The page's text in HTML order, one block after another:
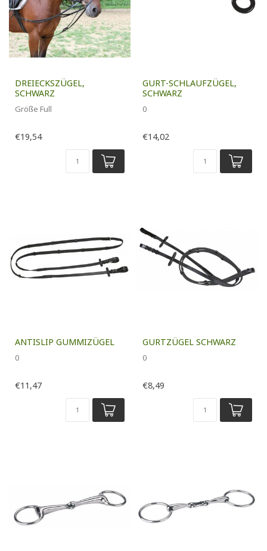
DREIECKSZÜGEL,
SCHWARZ
Größe Full
€19,54
GURT-SCHLAUFZÜGEL,
SCHWARZ
0
€14,02
ANTISLIP GUMMIZÜGEL
0
€11,47
GURTZÜGEL SCHWARZ
0
€8,49